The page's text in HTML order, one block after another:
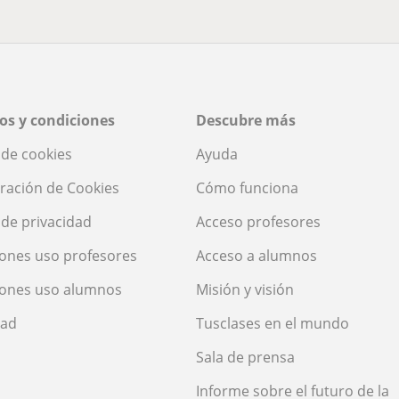
y condiciones
cookies
de Cookies
privacidad
uso profesores
uso alumnos
Descubre más
Ayuda
Cómo funciona
Acceso profesores
Acceso a alumnos
Misión y visión
Tusclases en el mundo
Sala de prensa
Informe sobre el futuro de la